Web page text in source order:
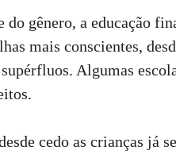
do gênero, a educação
mais conscientes,
Algumas
cedo as crianças já